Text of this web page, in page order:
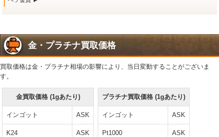
金・プラチナ買取価格
買取価格は金・プラチナ相場の影響により、当日変動することがございま
す。
金買取価格 (1gあたり)
インゴット ASK
K24 ASK
プラチナ買取価格 (1gあたり)
インゴット ASK
Pt1000 ASK